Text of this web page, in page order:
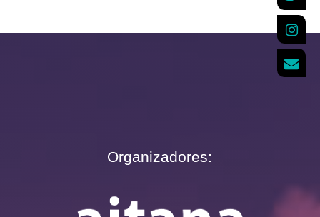
Organizadores: